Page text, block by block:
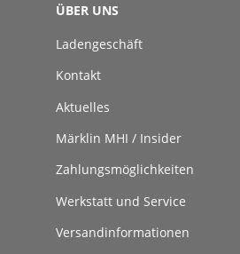
ÜBER UNS
Ladengeschäft
Kontakt
Aktuelles
Märklin MHI / Insider
Zahlungsmöglichkeiten
Werkstatt und Service
Versandinformationen